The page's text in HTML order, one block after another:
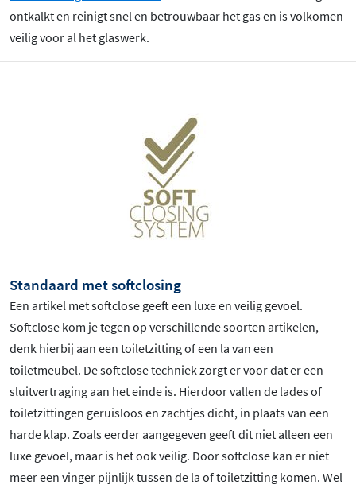
ontkalkt en reinigt snel en betrouwbaar het gas en is volkomen
veilig voor al het glaswerk.
Standaard met softclosing
Een artikel met softclose geeft een luxe en veilig gevoel.
Softclose kom je tegen op verschillende soorten artikelen,
denk hierbij aan een toiletzitting of een la van een
toiletmeubel. De softclose techniek zorgt er voor dat er een
sluitvertraging aan het einde is. Hierdoor vallen de lades of
toiletzittingen geruisloos en zachtjes dicht, in plaats van een
harde klap. Zoals eerder aangegeven geeft dit niet alleen een
luxe gevoel, maar is het ook veilig. Door softclose kan er niet
meer een vinger pijnlijk tussen de la of toiletzitting komen. Wel